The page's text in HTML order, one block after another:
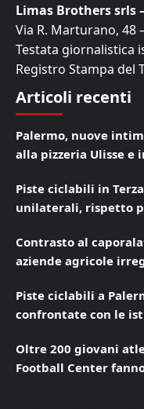
Limas Brothers srls
Via R. Marturano, 48
Testata giornalistica
Registro Stampa del
Articoli recenti
Palermo, nuove
alla pizzeria Ulisse e
Piste ciclabili in
unilaterali, rispetto
Contrasto al
aziende agricole
Piste ciclabili a
confrontate con le
Oltre 200 giovani
Football Center